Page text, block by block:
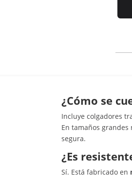
¿Cómo se
Incluye colgadores
En tamaños
segura.
¿Es
Sí. Está fabricado en